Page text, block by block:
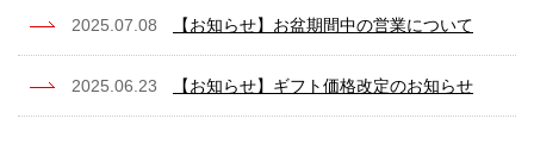
2025.07.08 【お知らせ】お盆期間中の営業について
2025.06.23 【お知らせ】ギフト価格改定のお知らせ